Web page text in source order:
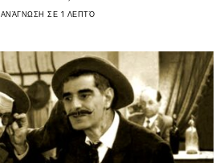
ΑΝΆΓΝΩΣΗ ΣΕ 1 ΛΕΠΤΌ